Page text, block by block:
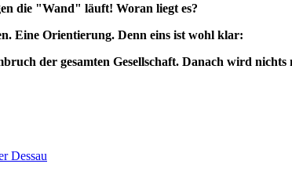
die "Wand" läuft! Woran liegt es?
Eine Orientierung. Denn eins ist wohl klar:
der gesamten Gesellschaft. Danach wird nichts
Dessau